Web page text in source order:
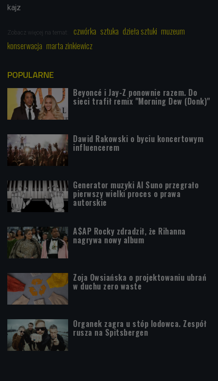
kajz
Zobacz więcej na temat: czwórka sztuka dzieła sztuki muzeum
konserwacja marta zinkiewicz
POPULARNE
Beyoncé i Jay-Z ponownie razem. Do
sieci trafił remix "Morning Dew (Donk)"
Dawid Rakowski o byciu koncertowym
influencerem
Generator muzyki AI Suno przegrało
pierwszy wielki proces o prawa
autorskie
A$AP Rocky zdradził, że Rihanna
nagrywa nowy album
Zoja Owsiańska o projektowaniu ubrań
w duchu zero waste
Organek zagra u stóp lodowca. Zespół
rusza na Spitsbergen